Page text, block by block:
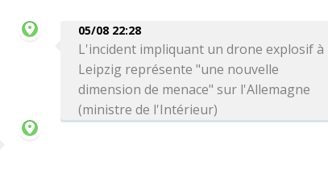
05/08 22:28
L'incident impliquant un drone explosif à
Leipzig représente "une nouvelle
dimension de menace" sur l'Allemagne
(ministre de l'Intérieur)